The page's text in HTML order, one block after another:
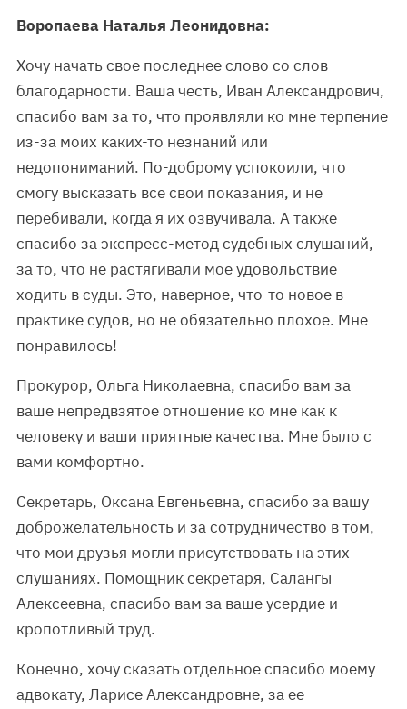
Воропаева Наталья Леонидовна:
Хочу начать свое последнее слово со слов
благодарности. Ваша честь, Иван Александрович,
спасибо вам за то, что проявляли ко мне терпение
из-за моих каких-то незнаний или
недопониманий. По-доброму успокоили, что
смогу высказать все свои показания, и не
перебивали, когда я их озвучивала. А также
спасибо за экспресс-метод судебных слушаний,
за то, что не растягивали мое удовольствие
ходить в суды. Это, наверное, что-то новое в
практике судов, но не обязательно плохое. Мне
понравилось!
Прокурор, Ольга Николаевна, спасибо вам за
ваше непредвзятое отношение ко мне как к
человеку и ваши приятные качества. Мне было с
вами комфортно.
Секретарь, Оксана Евгеньевна, спасибо за вашу
доброжелательность и за сотрудничество в том,
что мои друзья могли присутствовать на этих
слушаниях. Помощник секретаря, Салангы
Алексеевна, спасибо вам за ваше усердие и
кропотливый труд.
Конечно, хочу сказать отдельное спасибо моему
адвокату, Ларисе Александровне, за ее